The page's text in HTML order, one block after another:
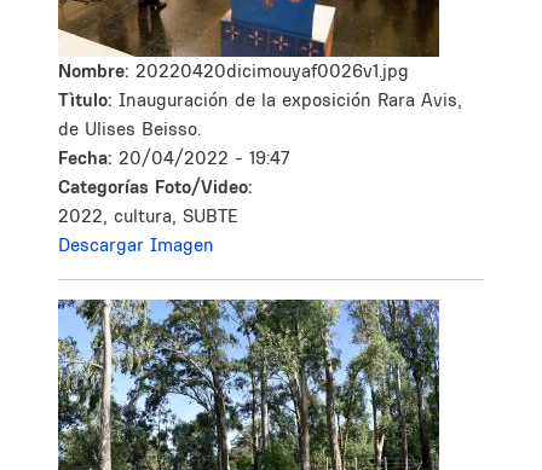
Nombre: 20220420dicimouyaf0026v1.jpg
Tìtulo: Inauguración de la exposición Rara Avis,
de Ulises Beisso.
Fecha: 20/04/2022 - 19:47
Categorías Foto/Video:
2022, cultura, SUBTE
Descargar Imagen